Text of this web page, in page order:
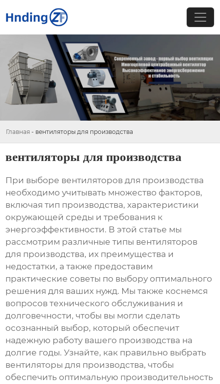
Главная - вентиляторы для производства
вентиляторы для производства
При выборе вентиляторов для производства
необходимо учитывать множество факторов,
включая тип производства, характеристики
окружающей среды и требования к
энергоэффективности. В этой статье мы
рассмотрим различные типы вентиляторов
для производства, их преимущества и
недостатки, а также предоставим
практические советы по выбору оптимального
решения для ваших нужд. Мы также коснемся
вопросов технического обслуживания и
долговечности, чтобы вы могли сделать
осознанный выбор, который обеспечит
надежную работу вашего производства на
долгие годы. Узнайте, как правильно выбрать
вентиляторы для производства, чтобы
обеспечить оптимальную производительность